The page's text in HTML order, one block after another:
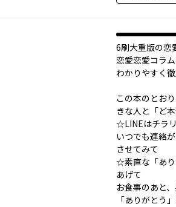
6刷大重版の恋
恋愛恋愛コラ
わかりやすく徹
この本のとお
きな人と「ど
☆LINEはチラ
いつでも連絡
させてみて
☆素直な「あり
あげて
お食事のあと
「ありがとう